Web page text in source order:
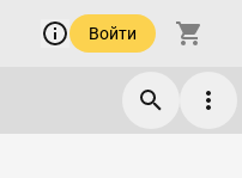
Войти